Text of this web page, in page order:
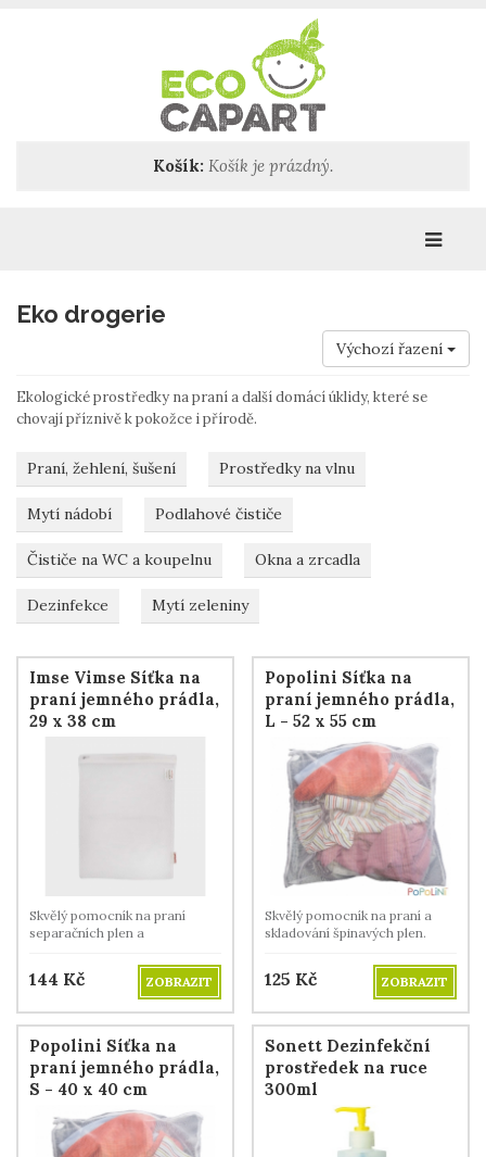
Košík: Košík je prázdný.
Eko drogerie
Výchozí řazení
Ekologické prostředky na praní a další domácí úklidy, které se
chovají příznivě k pokožce i přírodě.
Praní, žehlení, šušení Prostředky na vlnu
Mytí nádobí Podlahové čističe
Čističe na WC a koupelnu Okna a zrcadla
Dezinfekce Mytí zeleniny
Imse Vimse Síťka na
praní jemného prádla,
29 x 38 cm
Skvělý pomocník na praní
separačních plen a
144 Kč ZOBRAZIT
Popolini Síťka na
praní jemného prádla,
L - 52 x 55 cm
Skvělý pomocník na praní a
skladování špinavých plen.
125 Kč ZOBRAZIT
Popolini Síťka na
praní jemného prádla,
S - 40 x 40 cm
Sonett Dezinfekční
prostředek na ruce
300ml